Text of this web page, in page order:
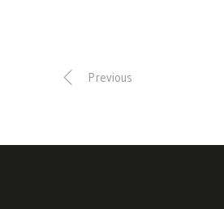
Previous